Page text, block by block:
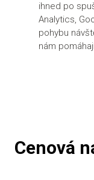
ihned po
Analytics,
pohybu
nám
Cenová